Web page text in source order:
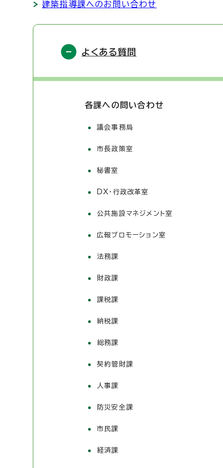
建築指導課へのお問い合わせ
よくある質問
各課への問い合わせ
議会事務局
市長政策室
秘書室
DX・行政改革室
公共施設マネジメント室
広報プロモーション室
法務課
財政課
課税課
納税課
総務課
契約管財課
人事課
防災安全課
市民課
経済課